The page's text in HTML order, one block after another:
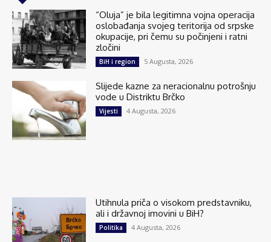
“Oluja” je bila legitimna vojna operacija
oslobađanja svojeg teritorija od srpske
okupacije, pri čemu su počinjeni i ratni
zločini
BiH i region 5 Augusta, 2026
Slijede kazne za neracionalnu potrošnju
vode u Distriktu Brčko
Vijesti 4 Augusta, 2026
Utihnula priča o visokom predstavniku,
ali i državnoj imovini u BiH?
Politika 4 Augusta, 2026